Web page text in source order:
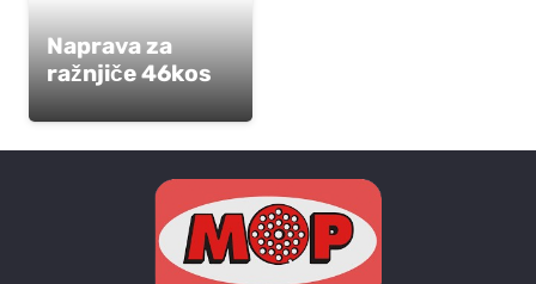
Naprava za
ražnjiče 46kos